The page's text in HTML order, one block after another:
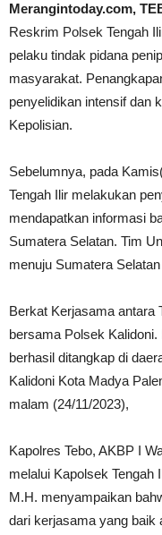
Merangintoday.com,
Reskrim Polsek Tengah
pelaku tindak pidana
masyarakat.
penyelidikan intensif dan
Kepolisian.
Sebelumnya, pada
Tengah Ilir melakukan
mendapatkan informasi
Sumatera Selatan. Tim
menuju Sumatera
Berkat Kerjasama antara
bersama Polsek
berhasil ditangkap di
Kalidoni Kota Madya
malam (24/11/2023),
Kapolres Tebo, AKBP I
melalui Kapolsek Tengah
M.H. menyampaikan
dari kerjasama yang baik